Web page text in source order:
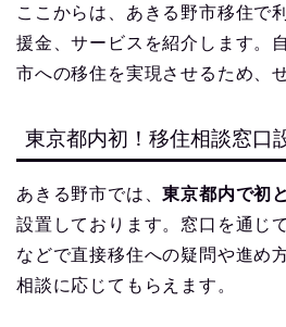
ここからは、あきる野市移住で
援金、サービスを紹介します。
市への移住を実現させるため、
東京都内初！移住相談窓口
あきる野市では、東京都内で初
設置しております。窓口を通じ
などで直接移住への疑問や進め
相談に応じてもらえます。